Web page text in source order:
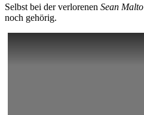
Selbst bei der verlorenen Sean Malto
noch gehörig.